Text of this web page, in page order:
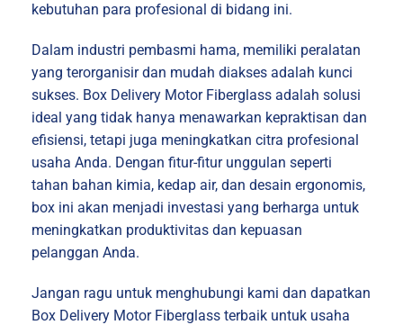
kebutuhan para profesional di bidang ini.
Dalam industri pembasmi hama, memiliki peralatan
yang terorganisir dan mudah diakses adalah kunci
sukses. Box Delivery Motor Fiberglass adalah solusi
ideal yang tidak hanya menawarkan kepraktisan dan
efisiensi, tetapi juga meningkatkan citra profesional
usaha Anda. Dengan fitur-fitur unggulan seperti
tahan bahan kimia, kedap air, dan desain ergonomis,
box ini akan menjadi investasi yang berharga untuk
meningkatkan produktivitas dan kepuasan
pelanggan Anda.
Jangan ragu untuk menghubungi kami dan dapatkan
Box Delivery Motor Fiberglass terbaik untuk usaha